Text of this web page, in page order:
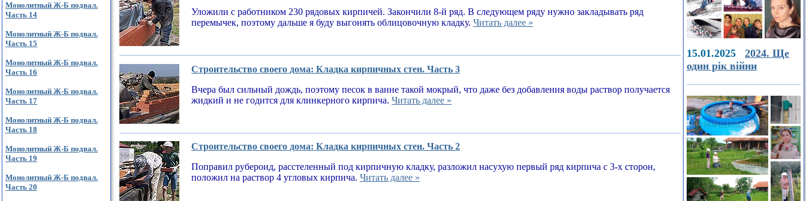
Монолитный Ж-Б подвал.
Часть 14
Монолитный Ж-Б подвал.
Часть 15
Монолитный Ж-Б подвал.
Часть 16
Монолитный Ж-Б подвал.
Часть 17
Монолитный Ж-Б подвал.
Часть 18
Монолитный Ж-Б подвал.
Часть 19
Монолитный Ж-Б подвал.
Часть 20
Уложили с работником 230 рядовых кирпичей. Закончили 8-й ряд. В следующем ряду нужно закладывать ряд
перемычек, поэтому дальше я буду выгонять облицовочную кладку. Читать далее »
Строительство своего дома: Кладка кирпичных стен. Часть 3
Вчера был сильный дождь, поэтому песок в ванне такой мокрый, что даже без добавления воды раствор получается
жидкий и не годится для клинкерного кирпича. Читать далее »
Строительство своего дома: Кладка кирпичных стен. Часть 2
Поправил рубероид, расстеленный под кирпичную кладку, разложил насухую первый ряд кирпича с 3-х сторон,
положил на раствор 4 угловых кирпича. Читать далее »
15.01.2025 2024. Ще
один рік війни